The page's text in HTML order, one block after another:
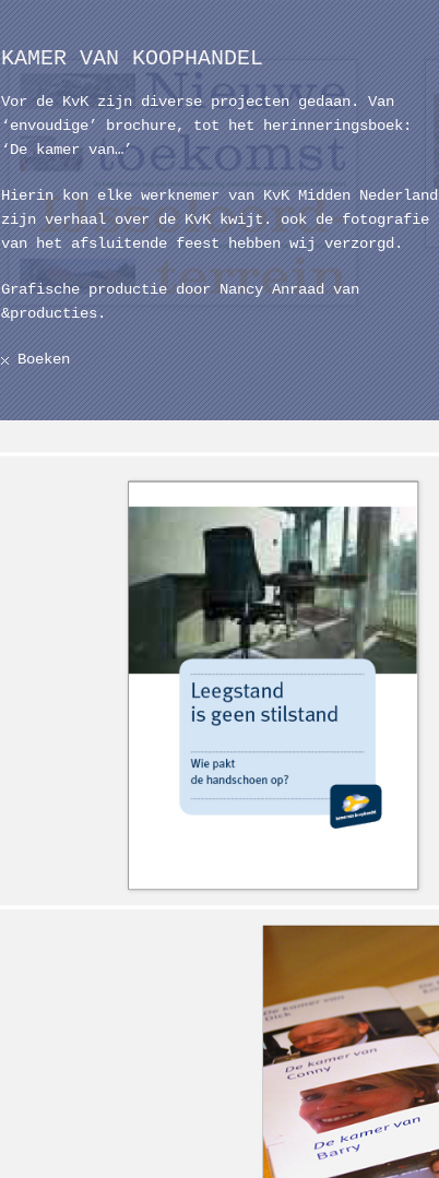
KAMER VAN KOOPHANDEL
Vor de KvK zijn diverse projecten gedaan. Van
‘envoudige’ brochure, tot het herinneringsboek:
‘De kamer van…’
Hierin kon elke werknemer van KvK Midden Nederland
zijn verhaal over de KvK kwijt. ook de fotografie
van het afsluitende feest hebben wij verzorgd.
Grafische productie door Nancy Anraad van
&producties.
Boeken